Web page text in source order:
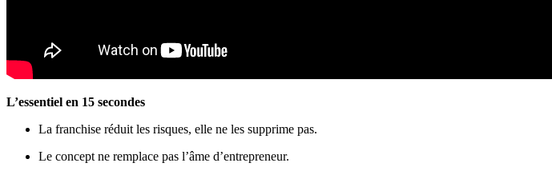
L’essentiel en 15 secondes
La franchise réduit les risques, elle ne les supprime pas.
Le concept ne remplace pas l’âme d’entrepreneur.